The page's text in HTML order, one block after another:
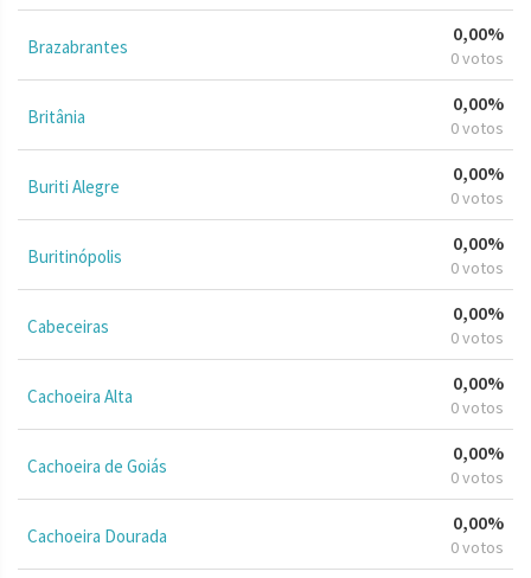
Brazabrantes
0,00%
0 votos
Britânia
0,00%
0 votos
Buriti Alegre
0,00%
0 votos
Buritinópolis
0,00%
0 votos
Cabeceiras
0,00%
0 votos
Cachoeira Alta
0,00%
0 votos
Cachoeira de Goiás
0,00%
0 votos
Cachoeira Dourada
0,00%
0 votos